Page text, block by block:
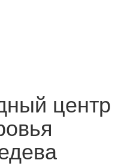
центр